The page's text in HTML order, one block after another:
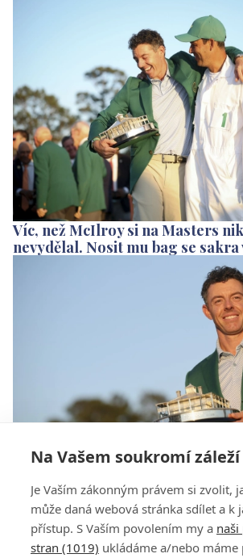
Na Vašem soukromí záleží
Je Vaším zákonným právem si zvolit,
může daná webová stránka sdílet a k
přístup. S Vaším povolením my a
stran (1019) ukládáme a/nebo máme
Víc, než McIlroy si na Masters
nevydělal. Nosit mu bag se
"Konečně vím, že to nebyla
stal nejlepším Evropanem,